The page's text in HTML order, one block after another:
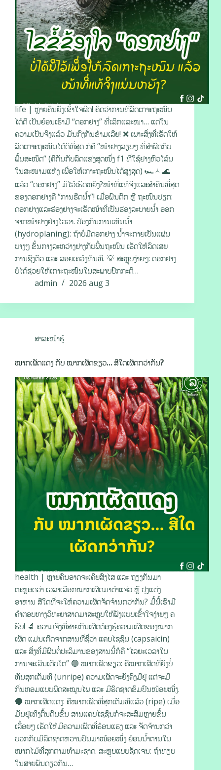
life | ຫຼາຍຄົນຍັງເຂົ້າໃຈຜິດ! ຄິດວ່າການທີ່ລົດເກາະຖະໜົນ
ໄດ້ດີ ເປັນຍ້ອນເຮົາມີ “ດອກຢາງ” ທີ່ເລິກແລະໜາ… ແຕ່ໃນ
ຄວາມເປັນຈິງແລ້ວ ມັນກົງກັນຂ້າມເລີຍ! ❌ ເພາະສິ່ງທີ່ເຮັດໃຫ້
ລົດເກາະຖະໜົນໄດ້ດີທີ່ສຸດ ກໍຄື “ໜ້າຢາງລຽບໆ ທີ່ສຳຜັດກັບ
ພື້ນສະໜິດ” (ຄືກັນກັບລົດແຂ່ງສູດໜຶ່ງ f1 ທີ່ໃຊ້ຢາງຫົວໂລ້ນ
ໃນສະໜາມແຫ້ງ ເພື່ອໃຫ້ເກາະຖະໜົນໄດ້ສູງສຸດ) 🏎‍🟀 🌊
ແລ້ວ “ດອກຢາງ” ມີໄວ້ເຮັດຫຍັງ?ໜ້າທີ່ແທ້ຈິງແລະສຳຄັນທີ່ສຸດ
ຂອງດອກຢາງຄື “ການຮີດນ້ຳ”! ເມື່ອຝົນຕົກ ຫຼື ຖະໜົນປຽກ:
ດອກຢາງແລະຮ່ອງຢາງຈະເຮັດໜ້າທີ່ເປັນຮ່ອງລະບາຍນ້ຳ ອອກ
ຈາກໜ້າຢາງຢ່າງໄວວາ. ປ້ອງກັນການເຫີນນ້ຳ
(hydroplaning): ຖ້າບໍ່ມີດອກຢາງ ນ້ຳຈະກາຍເປັນແຜ່ນ
ບາງໆ ຂັ້ນກາງລະຫວ່າງຢາງກັບພື້ນຖະໜົນ ເຮັດໃຫ້ລົດເສຍ
ການຊົງຕົວ ແລະ ລອຍເຄວ້ງທັນທີ. 💡 ສະຫຼຸບງ່າຍໆ: ດອກຢາງ
ບໍ່ໄດ້ຊ່ວຍໃຫ້ເກາະຖະໜົນໃນສະພາບປົກກະຕິ…
admin
2026 aug 3
ສາລະໜ້າຮູ້
ໝາກເຜັດແດງ ກັບ ໝາກເຜັດຂຽວ… ສີໃດເຜັດກວ່າກັນ?
health | ຫຼາຍຄົນອາດຈະເຄີຍສົງໄສ ແລະ ຖຽງກັນມາ
ຕະຫຼອດວ່າ ເວລາເລືອກໝາກເຜັດມາຕຳແຈ່ວ ຫຼື ປຸງແຕ່ງ
ອາຫານ ສີໃດທີ່ຈະໃຫ້ຄວາມເຜັດຈັດຈ້ານກວ່າກັນ? ມື້ນີ້ເຮົາມີ
ຄຳຕອບທາງວິທະຍາສາດມາສະຫຼຸບໃຫ້ຟັງແບບເຂົ້າໃຈງ່າຍໆ ຄ
ຮັບ! 🔬 ຄວາມຈິງທີ່ສາຍກິນເຜັດຕ້ອງຮູ້ຄວາມເຜັດຂອງໝາກ
ເຜັດ ແມ່ນເກີດຈາກສານທີ່ຊື່ວ່າ ແຄບໄຊຊິນ (capsaicin)
ແລະ ສິ່ງທີ່ມີຜົນຕໍ່ປະລິມານຂອງສານນີ້ກໍຄື “ໄລຍະເວລາໃນ
ການຈະເລີນເຕີບໂຕ” 🟢 ໝາກເຜັດຂຽວ: ຄືໝາກເຜັດທີ່ຍັງບໍ່
ທັນສຸກເຕັມທີ (unripe) ຄວາມເຜັດຈະຍັງຄົງມີຢູ່ ແຕ່ຈະມີ
ກິ່ນຫອມແບບພືດສະໝູນໄພ ແລະ ມີຣົດຊາດຂົມປົນໜ້ອຍໜຶ່ງ.
🔴 ໝາກເຜັດແດງ: ຄືໝາກເຜັດທີ່ສຸກເຕັມທີແລ້ວ (ripe) ເມື່ອ
ມັນຢູ່ເທິງຕົ້ນດົນຂຶ້ນ ສານແຄບໄຊຊິນກໍຈະສະສົມຫຼາຍຂຶ້ນ
ເລື້ອຍໆ ເຮັດໃຫ້ມີຄວາມເຜັດທີ່ຮ້ອນແຮງ ແລະ ຈັດຈ້ານກວ່າ
ບວກກັບມີລົດຊາດຫວານປົນມາໜ້ອຍໜຶ່ງ ຍ້ອນນ້ຳຕານໃນ
ໝາກໄມ້ທີ່ສຸກຕາມທຳມະຊາດ. ສະຫຼຸບແບບຊັດເຈນ: ຖ້າທຽບ
ໃນສາຍພັນດຽວກັນ…